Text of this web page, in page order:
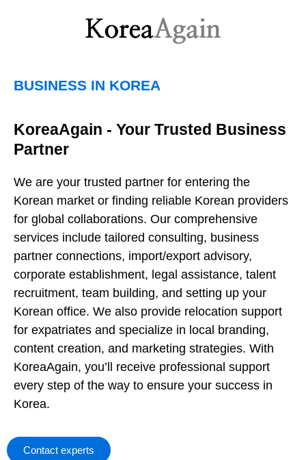
BUSINESS IN KOREA
KoreaAgain - Your Trusted Business
Partner
We are your trusted partner for entering the
Korean market or finding reliable Korean providers
for global collaborations. Our comprehensive
services include tailored consulting, business
partner connections, import/export advisory,
corporate establishment, legal assistance, talent
recruitment, team building, and setting up your
Korean office. We also provide relocation support
for expatriates and specialize in local branding,
content creation, and marketing strategies. With
KoreaAgain, you’ll receive professional support
every step of the way to ensure your success in
Korea.
Contact experts